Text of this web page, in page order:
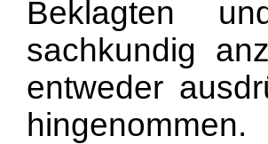
Beklagten
sachkundig
entweder
hingenommen.